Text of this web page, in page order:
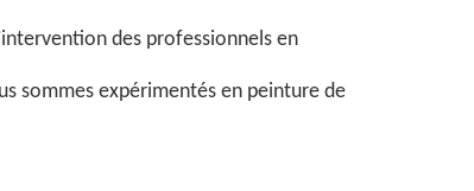
des professionnels en
sommes expérimentés en peinture de